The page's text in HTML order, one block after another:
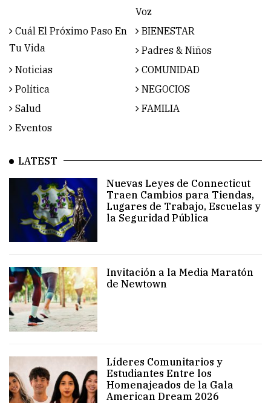
Voz
Cuál El Próximo Paso En
Tu Vida
BIENESTAR
Padres & Niños
Noticias
COMUNIDAD
Política
NEGOCIOS
Salud
FAMILIA
Eventos
LATEST
Nuevas Leyes de Connecticut
Traen Cambios para Tiendas,
Lugares de Trabajo, Escuelas y
la Seguridad Pública
Invitación a la Media Maratón
de Newtown
Líderes Comunitarios y
Estudiantes Entre los
Homenajeados de la Gala
American Dream 2026